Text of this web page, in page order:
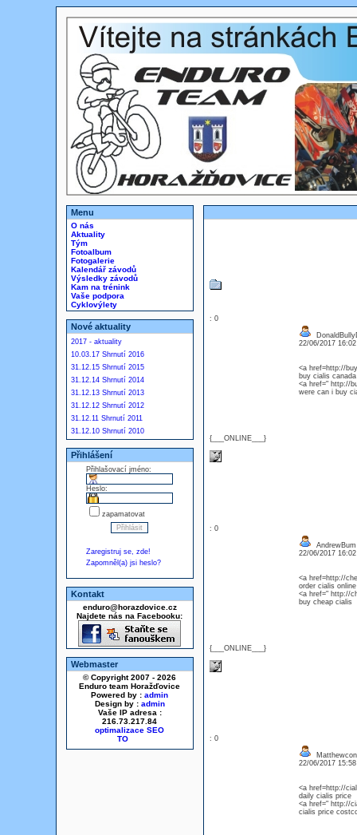
Menu
O nás
Aktuality
Tým
Fotoalbum
Fotogalerie
Kalendář závodů
Výsledky závodů
Kam na trénink
Vaše podpora
Cyklovýlety
Nové aktuality
2017 - aktuality
10.03.17 Shrnutí 2016
31.12.15 Shrnutí 2015
31.12.14 Shrnutí 2014
31.12.13 Shrnutí 2013
31.12.12 Shrnutí 2012
31.12.11 Shrnutí 2011
31.12.10 Shrnutí 2010
Přihlášení
Přihlašovací jméno:
Heslo:
zapamatovat
Zaregistruj se, zde!
Zapomněl(a) jsi heslo?
Kontakt
enduro@horazdovice.cz
Najdete nás na Facebooku:
Webmaster
© Copyright 2007 - 2026
Enduro team Horažďovice
Powered by : admin
Design by : admin
Vaše IP adresa :
216.73.217.84
optimalizace SEO
: 0
{___ONLINE___}
22/06/2017
<a href=http://
buy cialis canada
<a href=" http://
were can i buy
: 0
{___ONLINE___}
AndrewBum
22/06/2017
<a href=http://
order cialis
<a href=" http://
buy cheap cialis
: 0
Matthewcon
22/06/2017
<a href=http://
daily cialis price
<a href=" http://
cialis price